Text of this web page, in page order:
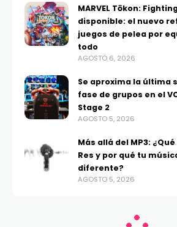
MARVEL Tōkon:
disponible: el nuevo
juegos de pelea por
todo
AGOSTO 6, 2026
Se aproxima la última
fase de grupos en el
Stage 2
AGOSTO 5, 2026
Más allá del MP3:
Res y por qué tu
diferente?
AGOSTO 5, 2026